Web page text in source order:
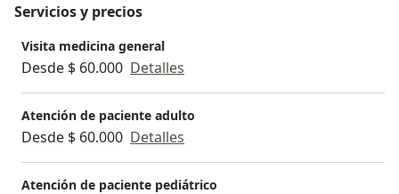
Servicios y precios
Visita medicina general
Desde $ 60.000 Detalles
Atención de paciente adulto
Desde $ 60.000 Detalles
Atención de paciente pediátrico